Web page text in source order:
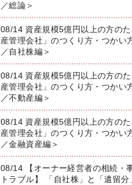
／総論＞
08/14 資産規模5億円以上の方の
産管理会社」のつくり方・つかい
／自社株編＞
08/14 資産規模5億円以上の方の
産管理会社」のつくり方・つかい
／不動産編＞
08/14 資産規模5億円以上の方の
産管理会社」のつくり方・つかい
／金融資産編＞
08/14 【オーナー経営者の相続・
トラブル】 「自社株」と「遺留分